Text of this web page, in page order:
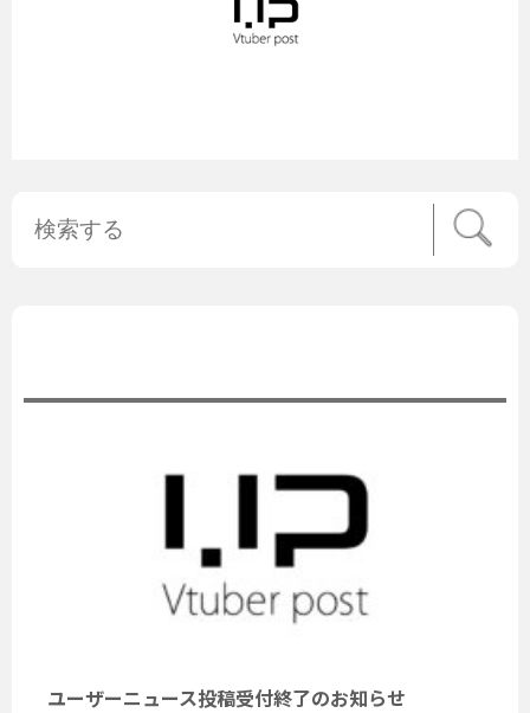
ユーザーニュース投稿受付終了のお知らせ